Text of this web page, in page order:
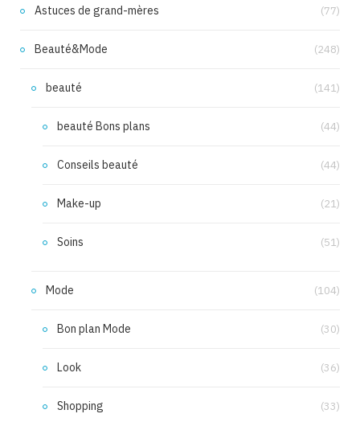
Astuces de grand-mères (77)
Beauté&Mode (248)
beauté (141)
beauté Bons plans (44)
Conseils beauté (44)
Make-up (21)
Soins (51)
Mode (104)
Bon plan Mode (30)
Look (36)
Shopping (33)